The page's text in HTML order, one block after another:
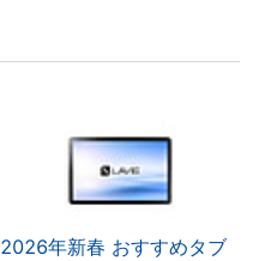
2026年新春 おすすめタブ